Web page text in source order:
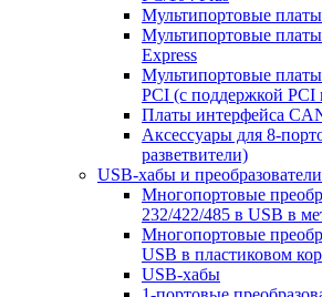
Мультипортовые
Мультипортовые
Express
Мультипортовые
PCI (с поддержкой
Платы интерфейса
Аксессуары для 8-
разветвители)
USB-хабы и преобразователи
Многопортовые
232/422/485 в USB в
Многопортовые
USB в пластиковом
USB-хабы